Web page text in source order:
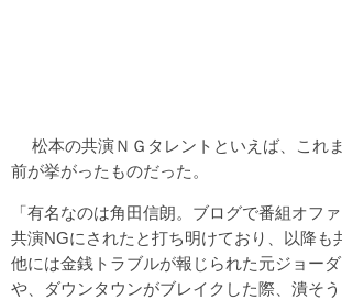
松本の共演ＮＧタレントといえば、これ
前が挙がったものだった。
「有名なのは角田信朗。ブログで番組オフ
共演NGにされたと打ち明けており、以降も
他には金銭トラブルが報じられた元ジョー
や、ダウンタウンがブレイクした際、潰そ